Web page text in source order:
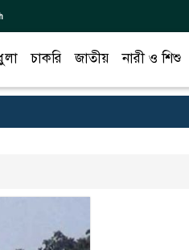
চাকরি জাতীয় নারী ও শিশু